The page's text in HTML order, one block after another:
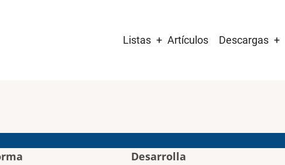
navigation
Listas Artículos Descargas
Desarrolla